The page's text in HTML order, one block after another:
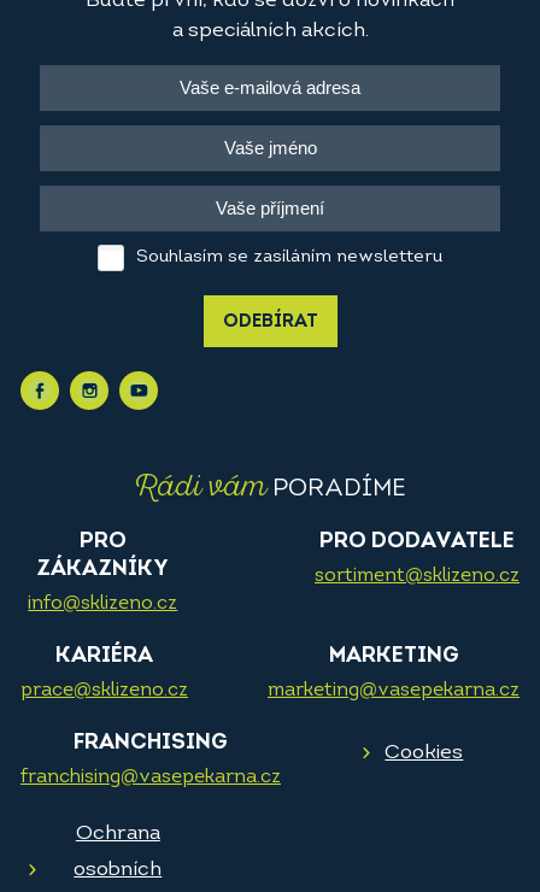
a speciálních akcích.
Souhlasím se zasíláním newsletteru
ODEBÍRAT
Rádi vámPORADÍME
PRO
ZÁKAZNÍKY
info@sklizeno.cz
PRO DODAVATELE
sortiment@sklizeno.cz
KARIÉRA
prace@sklizeno.cz
MARKETING
marketing@vasepekarna.cz
FRANCHISING
franchising@vasepekarna.cz
Cookies
Ochrana
osobních